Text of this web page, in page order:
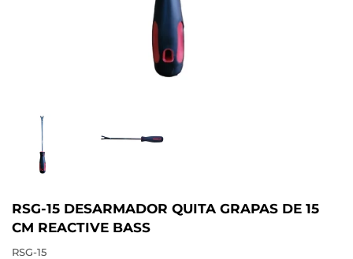
RSG-15 DESARMADOR QUITA GRAPAS DE 15
CM REACTIVE BASS
RSG-15